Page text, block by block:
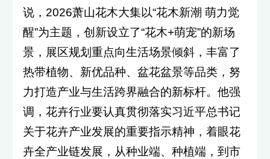
说，2026萧山花木大集以“花木新潮 萌力觉
醒”为主题，创新设立了“花木+萌宠”的新场
景，展区规划重点向生活场景倾斜，丰富了
热带植物、新优品种、盆花盆景等品类，努
力打造产业与生活跨界融合的新标杆。他强
调，花卉行业要认真贯彻落实习近平总书记
关于花卉产业发展的重要指示精神，着眼花
卉全产业链发展，从种业端、种植端，到市